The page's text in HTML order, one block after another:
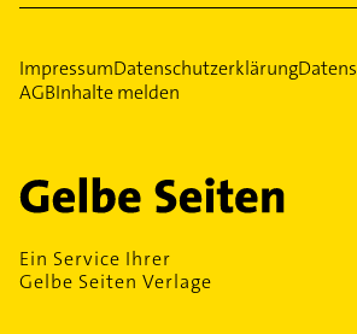
ImpressumDatenschutzerklärung
AGBInhalte melden
Ein Service Ihrer
Gelbe Seiten Verlage